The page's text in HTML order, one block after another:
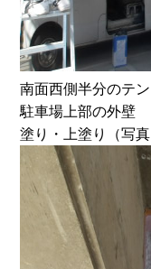
南面西側半分のテ
駐車場上部の外壁
塗り・上塗り（写真